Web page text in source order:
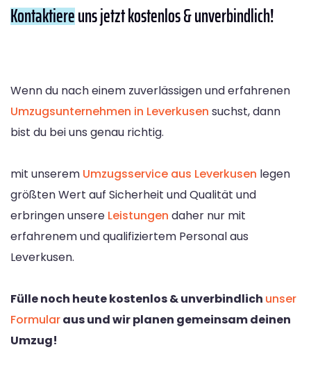
Kontaktiereuns jetzt kostenlos & unverbindlich!
Wenn du nach einem zuverlässigen und erfahrenen
Umzugsunternehmen in Leverkusen suchst, dann
bist du bei uns genau richtig.
mit unserem Umzugsservice aus Leverkusen legen
größten Wert auf Sicherheit und Qualität und
erbringen unsere Leistungen daher nur mit
erfahrenem und qualifiziertem Personal aus
Leverkusen.
Fülle noch heute kostenlos & unverbindlich unser
Formularaus und wir planen gemeinsam deinen
Umzug!